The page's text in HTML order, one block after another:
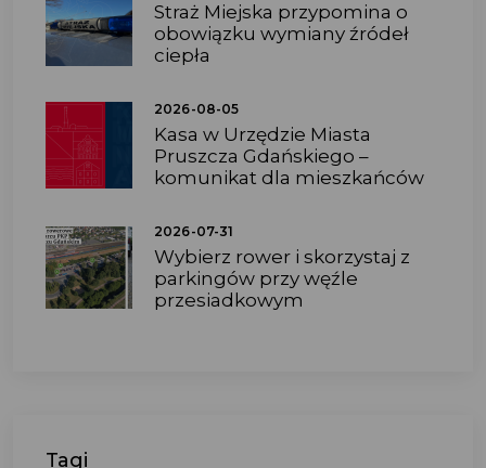
Straż Miejska przypomina o
obowiązku wymiany źródeł
ciepła
2026-08-05
Kasa w Urzędzie Miasta
Pruszcza Gdańskiego –
komunikat dla mieszkańców
2026-07-31
Wybierz rower i skorzystaj z
parkingów przy węźle
przesiadkowym
Tagi